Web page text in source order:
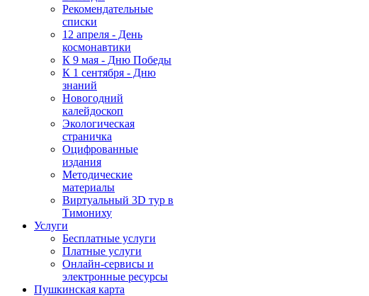
Рекомендательные
списки
12 апреля - День
космонавтики
К 9 мая - Дню Победы
К 1 сентября - Дню
знаний
Новогодний
калейдоскоп
Экологическая
страничка
Оцифрованные
издания
Методические
материалы
Виртуальный 3D тур в
Тимониху
Услуги
Бесплатные услуги
Платные услуги
Онлайн-сервисы и
электронные ресурсы
Пушкинская карта